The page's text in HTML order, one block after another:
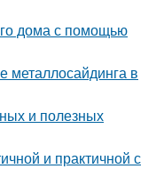
дома с помощью
металлосайдинга в
и полезных
и практичной с